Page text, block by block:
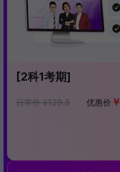
[2科1考期]
日常价 ¥129.8 优惠价 ￥